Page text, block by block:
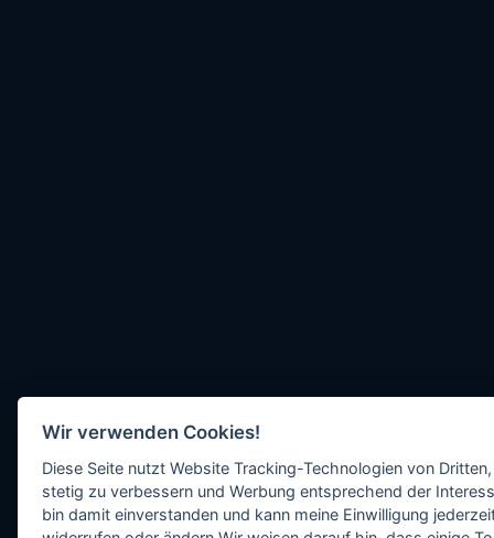
Wir verwenden Cookies!
Diese Seite nutzt Website Tracking-Technologien von
stetig zu verbessern und Werbung entsprechend der
bin damit einverstanden und kann meine Einwilligung